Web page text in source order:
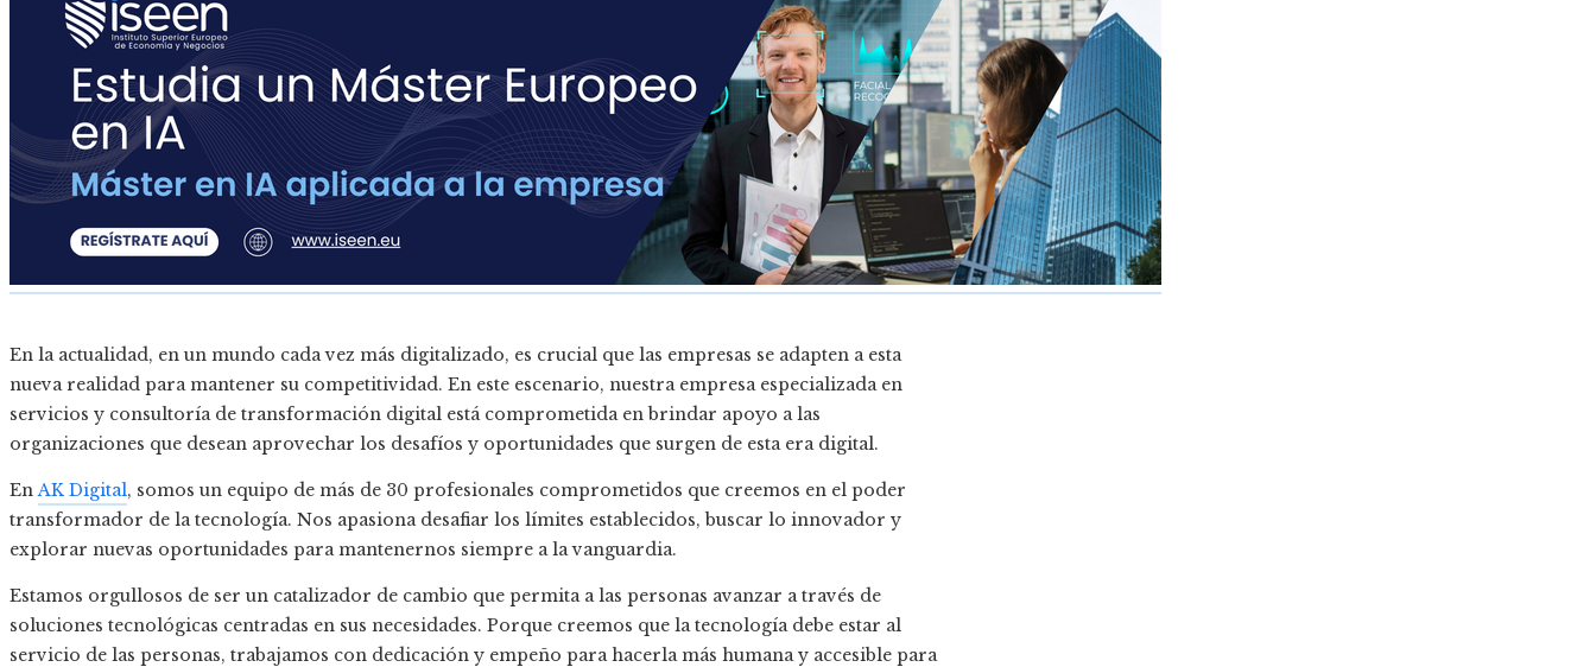
En la actualidad, en un mundo cada vez más digitalizado, es crucial que las empresas se adapten a esta
nueva realidad para mantener su competitividad. En este escenario, nuestra empresa especializada en
servicios y consultoría de transformación digital está comprometida en brindar apoyo a las
organizaciones que desean aprovechar los desafíos y oportunidades que surgen de esta era digital.
EnAK Digital, somos un equipo de más de 30 profesionales comprometidos que creemos en el poder
transformador de la tecnología. Nos apasiona desafiar los límites establecidos, buscar lo innovador y
explorar nuevas oportunidades para mantenernos siempre a la vanguardia.
Estamos orgullosos de ser un catalizador de cambio que permita a las personas avanzar a través de
soluciones tecnológicas centradas en sus necesidades. Porque creemos que la tecnología debe estar al
servicio de las personas, trabajamos con dedicación y empeño para hacerla más humana y accesible para